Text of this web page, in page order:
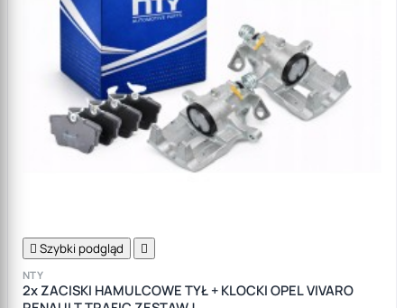
 Szybki podgląd 
NTY
2x ZACISKI HAMULCOWE TYŁ + KLOCKI OPEL VIVARO